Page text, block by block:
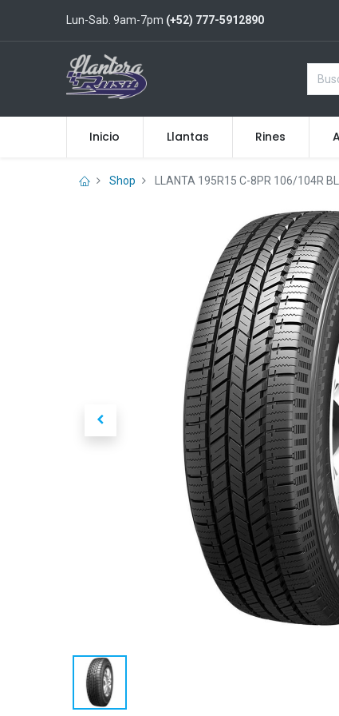
Lun-Sab. 9am-7pm (+52) 777-5912890
Inicio Llantas Rines
Shop LLANTA 195R15 C-8PR 106/104R